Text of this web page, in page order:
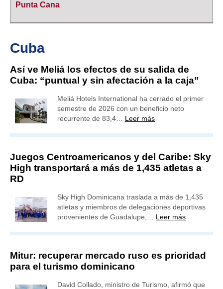
Punta Cana
Cuba
Así ve Meliá los efectos de su salida de
Cuba: “puntual y sin afectación a la caja”
Meliá Hotels International ha cerrado el primer
semestre de 2026 con un beneficio neto
recurrente de 83,4… Leer más
Juegos Centroamericanos y del Caribe: Sky
High transportará a más de 1,435 atletas a
RD
Sky High Dominicana traslada a más de 1,435
atletas y miembros de delegaciones deportivas
provenientes de Guadalupe,… Leer más
Mitur: recuperar mercado ruso es prioridad
para el turismo dominicano
David Collado, ministro de Turismo, afirmó que